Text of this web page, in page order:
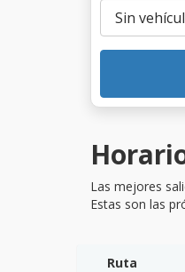
Las mejores
Estas son las
Ruta